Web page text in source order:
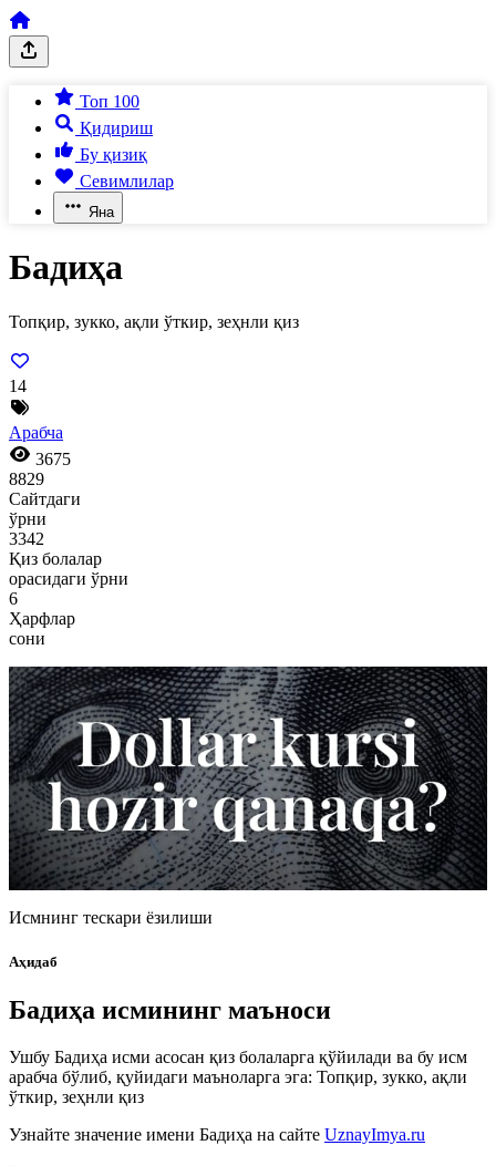
Топ 100
Қидириш
Бу қизиқ
Севимлилар
Яна
Бадиҳа
Топқир, зукко, ақли ўткир, зеҳнли қиз
14
Арабча
3675
8829
Сайтдаги
ўрни
3342
Қиз болалар
орасидаги ўрни
6
Ҳарфлар
сони
Исмнинг тескари ёзилиши
Аҳидаб
Бадиҳа исмининг маъноси
Ушбу Бадиҳа исми асосан қиз болаларга қўйилади ва бу исм
арабча бўлиб, қуйидаги маъноларга эга: Топқир, зукко, ақли
ўткир, зеҳнли қиз
Узнайте значение имени Бадиҳа на сайте UznayImya.ru